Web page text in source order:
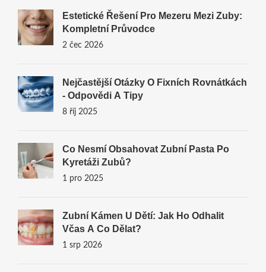
Estetické Řešení Pro Mezeru Mezi Zuby:
Kompletní Průvodce
2 čec 2026
Nejčastější Otázky O Fixních Rovnátkách
- Odpovědi A Tipy
8 říj 2025
Co Nesmí Obsahovat Zubní Pasta Po
Kyretáži Zubů?
1 pro 2025
Zubní Kámen U Dětí: Jak Ho Odhalit
Včas A Co Dělat?
1 srp 2026